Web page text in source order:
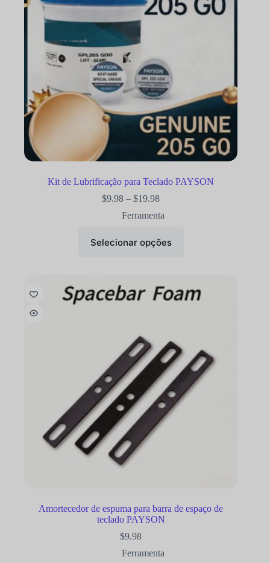
Kit de Lubrificação para Teclado PAYSON
$9.98 – $19.98
Ferramenta
Selecionar opções
Amortecedor de espuma para barra de espaço de
teclado PAYSON
$9.98
Ferramenta